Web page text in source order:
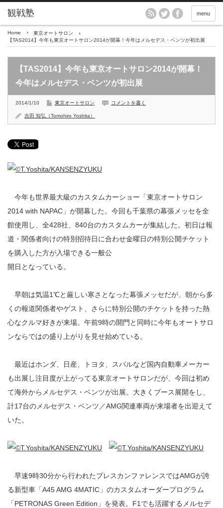
menu
Home
東京オートサロン
【TAS2014】今年も東京オートサロン2014が開幕！今年はメルセデス・ベンツが初出展
【TAS2014】今年も東京オートサロン2014が開幕！
今年はメルセデス・ベンツが初出展
2014/1/10 東京オートサロン コメントを書く
吉田 知弘（Tomohiro Yoshita）
今年も世界最大級のカスタムカーショー「東京オートサロン
2014 with NAPAC」が開幕した。今回も千葉県の幕張メッセを全
館使用し、全428社、840台のカスタムカーが集結した。初日は報
道・関係者向けの特別招待日に合わせ金曜日の特別公開チケット
を購入した方が入場できる一般公
開日となっている。
早朝は気温1℃と厳しい寒さとなった幕張メッセだが、朝から多
くの報道関係者やゲスト、さらに特別公開のチケットを持った熱
心なクルマ好きが来場。午前9時の開門と同時に今年もオートサロ
ンならではの盛り上がりを見せ始めている。
最近はホンダ、日産、トヨタ、スバルなど国内自動車メーカー
も出展し注目度が上がってる東京オートサロンだが、今回は初め
て海外からメルセデス・ベンツが出展。大きくブース展開をし、
計17台のメルセデス・ベンツ／AMG関連車両が来場者を出迎えて
いた。
早速9時30分から行われたプレスカンファレンスではAMGが誇
る新型車「A45 AMG 4MATIC」のカスタムオーダープログラム
「PETRONAS Green Edition」を発表。F1でも活躍するメルセデ